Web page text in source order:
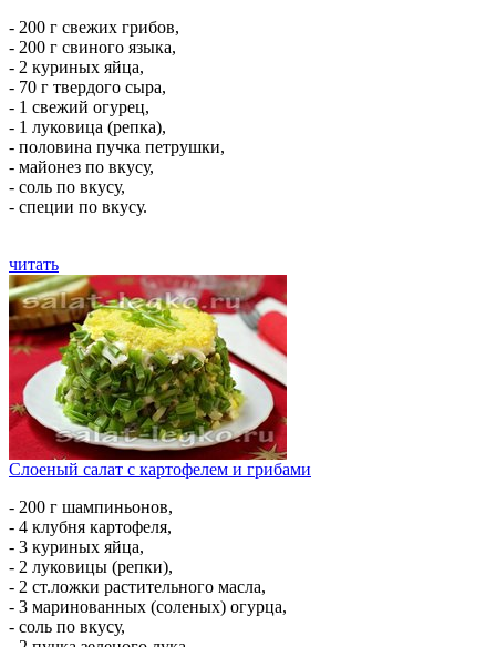
- 200 г свежих грибов,
- 200 г свиного языка,
- 2 куриных яйца,
- 70 г твердого сыра,
- 1 свежий огурец,
- 1 луковица (репка),
- половина пучка петрушки,
- майонез по вкусу,
- соль по вкусу,
- специи по вкусу.
читать
Слоеный салат с картофелем и грибами
- 200 г шампиньонов,
- 4 клубня картофеля,
- 3 куриных яйца,
- 2 луковицы (репки),
- 2 ст.ложки растительного масла,
- 3 маринованных (соленых) огурца,
- соль по вкусу,